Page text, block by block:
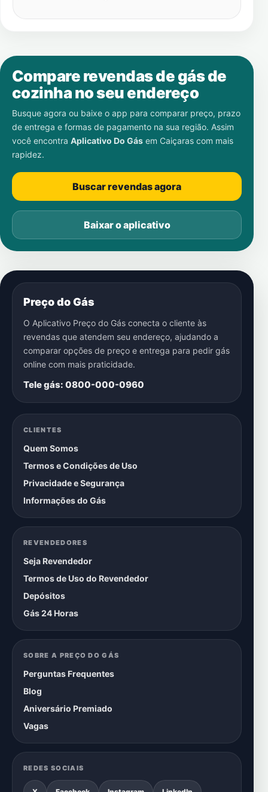
Compare revendas de gás de
cozinha no seu endereço
Busque agora ou baixe o app para comparar preço, prazo
de entrega e formas de pagamento na sua região. Assim
você encontra Aplicativo Do Gás em Caiçaras com mais
rapidez.
Buscar revendas agora
Baixar o aplicativo
Preço do Gás
O Aplicativo Preço do Gás conecta o cliente às
revendas que atendem seu endereço, ajudando a
comparar opções de preço e entrega para pedir gás
online com mais praticidade.
Tele gás: 0800-000-0960
CLIENTES
Quem Somos
Termos e Condições de Uso
Privacidade e Segurança
Informações do Gás
REVENDEDORES
Seja Revendedor
Termos de Uso do Revendedor
Depósitos
Gás 24 Horas
SOBRE A PREÇO DO GÁS
Perguntas Frequentes
Blog
Aniversário Premiado
Vagas
REDES SOCIAIS